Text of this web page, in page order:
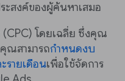
สงค์ของผู้ค้นหาเสมอ
โดยเฉลี่ย ซึ่งคุณ
ณสามารถกำหนดงบ
รายเดือนเพื่อใช้จัดการ